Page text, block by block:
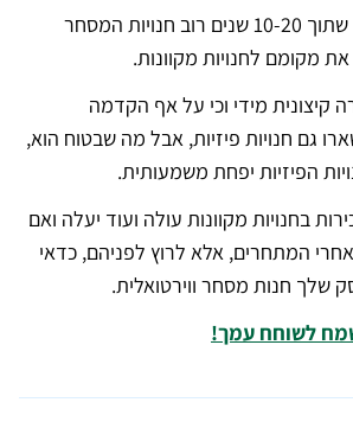
מומחים רבים טוענים שתוך 10-20 שנים רוב חנויות המסחר
את מקומם לחנויות מקוונות.
קיצונית מידי וכי על אף הקדמה
גם חנויות פיזיות, אבל מה שבטוח הוא,
הפיזיות יפחת משמעותית.
בחנויות מקוונות עולה ועוד יעלה ואם
המתחרים, אלא לרוץ לפניהם, כדאי
שלך חנות מסחר ווירטואלית.
לשוחח עמך!